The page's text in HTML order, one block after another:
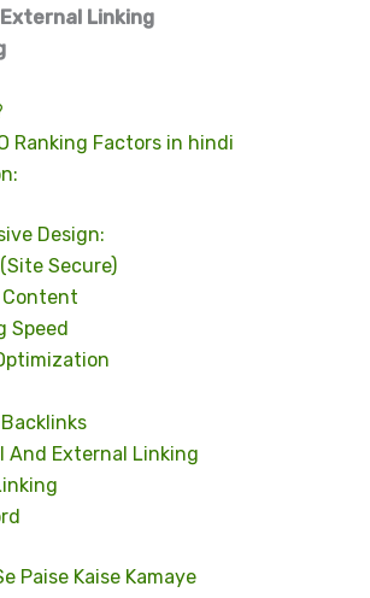
Linking
Ranking Factors in hindi
Design:
Secure)
Speed
And External Linking
Paise Kaise Kamaye